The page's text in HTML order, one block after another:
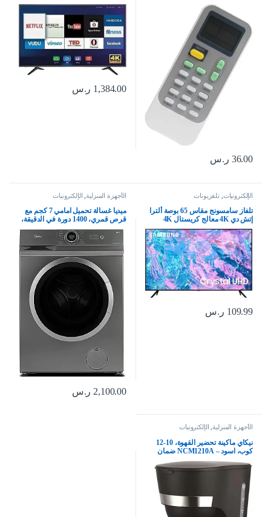
36.00 ر.س
1,384.00 ر.س
الإلكترونيات ,تلفزيونات
تلفاز سامسونج مقاس 65 بوصة ألترا
إتش دي 4K معالج كريستال 4K
بيوركلر – (موديل 2023)
UA65CU7000UXSA، أسود
109.99 ر.س
الأجهزة المنزلية, الإلكترونيات
ميديا غسالة تحميل امامي 7 كجم مع
قرص قمري، 1400 دورة في الدقيقة،
15 برنامج، غسالة اوتوماتيكية بالكامل
مع محرك عاكس BLDC، شاشة
LED رقمية مدمجة، درجة حرارة
متعددة MF100W70BTGCC
2,100.00 ر.س
الأجهزة المنزلية, الإلكترونيات
نيكاي ماكينة تحضير القهوة، 10-12
كوب، اسود – NCM1210A ضمان
لمدة عامين، بلاستيك